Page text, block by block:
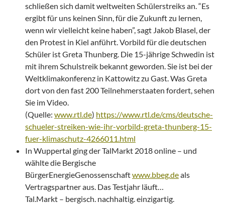
schließen sich damit weltweiten Schülerstreiks an. “Es
ergibt für uns keinen Sinn, für die Zukunft zu lernen,
wenn wir vielleicht keine haben”, sagt Jakob Blasel, der
den Protest in Kiel anführt. Vorbild für die deutschen
Schüler ist Greta Thunberg. Die 15-jährige Schwedin ist
mit ihrem Schulstreik bekannt geworden. Sie ist bei der
Weltklimakonferenz in Kattowitz zu Gast. Was Greta
dort von den fast 200 Teilnehmerstaaten fordert, sehen
Sie im Video.
(Quelle: www.rtl.de) https://www.rtl.de/cms/deutsche-
schueler-streiken-wie-ihr-vorbild-greta-thunberg-15-
fuer-klimaschutz-4266011.html
In Wuppertal ging der TalMarkt 2018 online – und
wählte die Bergische
BürgerEnergieGenossenschaftwww.bbeg.deals
Vertragspartner aus. Das Testjahr läuft…
Tal.Markt – bergisch. nachhaltig. einzigartig.